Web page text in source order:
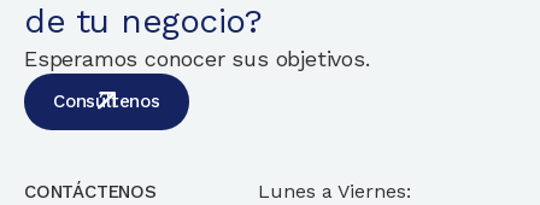
de tu negocio?
Esperamos conocer sus objetivos.
Consúltenos
CONTÁCTENOS
Lunes a Viernes: